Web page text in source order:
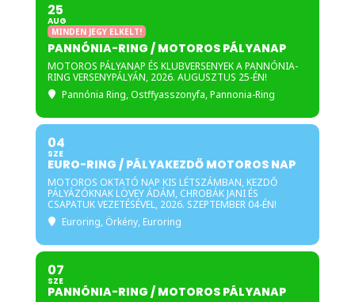
25
AUG
MINDEN JEGY ELKELT!
PANNÓNIA-RING / MOTOROS PÁLYANAP
MOTOROS PÁLYANAP ÉS KLUBVERSENYEK A PANNÓNIA-
RING VERSENYPÁLYÁN, 2026. AUGUSZTUS 25-ÉN!
Pannónia Ring, Ostffyasszonyfa, Pannonia-Ring
04
SZE
EURO-RING / PÁLYAKEZDŐ MOTOROS NAP
MOTOROS OKTATÓ NAP KIS LÉTSZÁMBAN, KEZDŐ
PÁLYÁZÓKNAK LÖVEY ÁDÁM, CHROBÁK JANI ÉS
CSAPATUK VEZETÉSÉVEL, 2026. SZEPTEMBER 04-ÉN!
Euroring, Örkény, Euroring
07
SZE
PANNÓNIA-RING / MOTOROS PÁLYANAP